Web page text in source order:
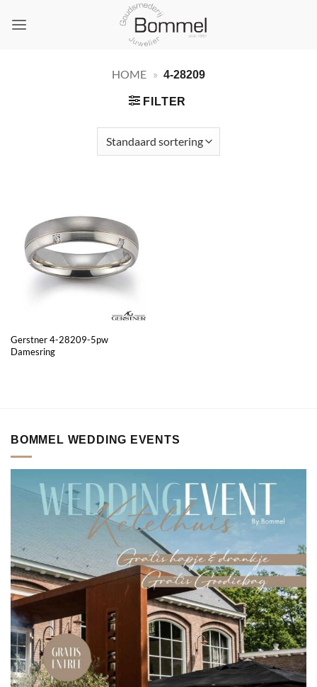
naar
HOME » 4-28209
FILTER
Gerstner 4-28209-5pw
Damesring
BOMMEL WEDDING EVENTS